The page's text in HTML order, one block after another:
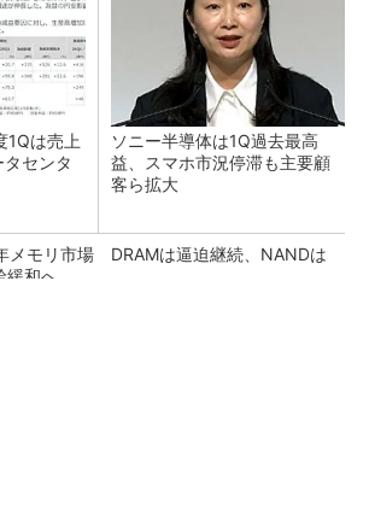
1Qは売上
センタ
ソニー半導体は1Q過去最高
益、スマホ市況停滞も主要顧
客ら拡大
メモリ市場 DRAMは逼迫継続、NANDは
緩和へ